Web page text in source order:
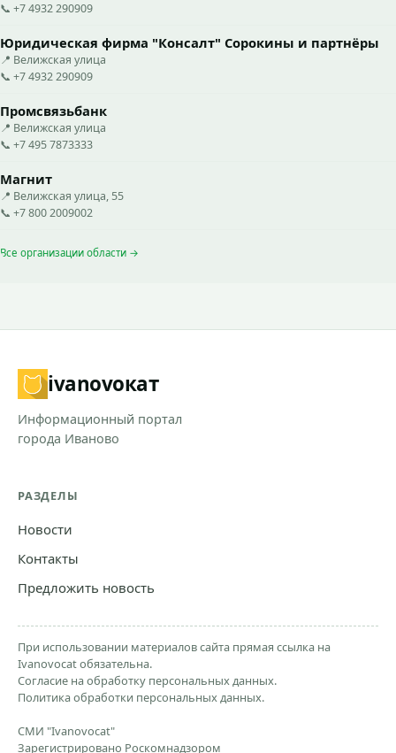
📞 +7 4932 290909
Юридическая фирма "Консалт" Сорокины и партнёры
📍 Велижская улица
📞 +7 4932 290909
Промсвязьбанк
📍 Велижская улица
📞 +7 495 7873333
Магнит
📍 Велижская улица, 55
📞 +7 800 2009002
Все организации области →
ivanovoкат
Информационный портал
города Иваново
РАЗДЕЛЫ
Новости
Контакты
Предложить новость
При использовании материалов сайта прямая ссылка на
Ivanovocat обязательна.
Согласие на обработку персональных данных.
Политика обработки персональных данных.
СМИ "Ivanovocat"
Зарегистрировано Роскомнадзором